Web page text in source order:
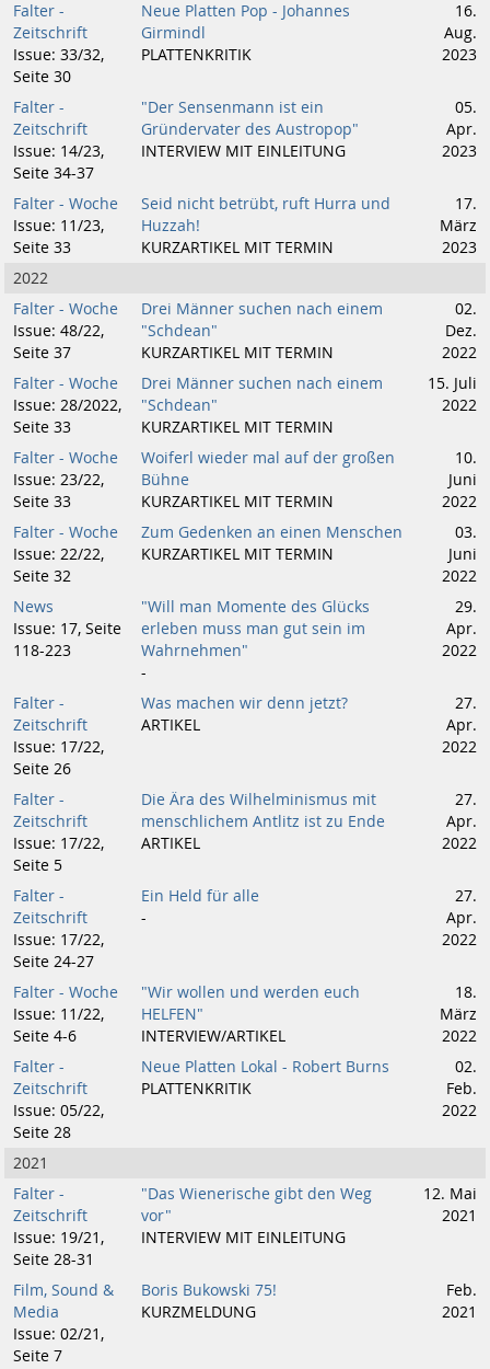
Falter -
Zeitschrift
Issue: 33/32,
Seite 30
Neue Platten Pop - Johannes
Girmindl
PLATTENKRITIK
16.
Aug.
2023
Falter -
Zeitschrift
Issue: 14/23,
Seite 34-37
"Der Sensenmann ist ein
Gründervater des Austropop"
INTERVIEW MIT EINLEITUNG
05.
Apr.
2023
Falter - Woche
Issue: 11/23,
Seite 33
Seid nicht betrübt, ruft Hurra und
Huzzah!
KURZARTIKEL MIT TERMIN
17.
März
2023
2022
Falter - Woche
Issue: 48/22,
Seite 37
Drei Männer suchen nach einem
"Schdean"
KURZARTIKEL MIT TERMIN
02.
Dez.
2022
Falter - Woche
Issue: 28/2022,
Seite 33
Drei Männer suchen nach einem
"Schdean"
KURZARTIKEL MIT TERMIN
15. Juli
2022
Falter - Woche
Issue: 23/22,
Seite 33
Woiferl wieder mal auf der großen
Bühne
KURZARTIKEL MIT TERMIN
10.
Juni
2022
Falter - Woche
Issue: 22/22,
Seite 32
Zum Gedenken an einen Menschen
KURZARTIKEL MIT TERMIN
03.
Juni
2022
News
Issue: 17, Seite
118-223
"Will man Momente des Glücks
erleben muss man gut sein im
Wahrnehmen"
-
29.
Apr.
2022
Falter -
Zeitschrift
Issue: 17/22,
Seite 26
Was machen wir denn jetzt?
ARTIKEL
27.
Apr.
2022
Falter -
Zeitschrift
Issue: 17/22,
Seite 5
Die Ära des Wilhelminismus mit
menschlichem Antlitz ist zu Ende
ARTIKEL
27.
Apr.
2022
Falter -
Zeitschrift
Issue: 17/22,
Seite 24-27
Ein Held für alle
-
27.
Apr.
2022
Falter - Woche
Issue: 11/22,
Seite 4-6
"Wir wollen und werden euch
HELFEN"
INTERVIEW/ARTIKEL
18.
März
2022
Falter -
Zeitschrift
Issue: 05/22,
Seite 28
Neue Platten Lokal - Robert Burns
PLATTENKRITIK
02.
Feb.
2022
2021
Falter -
Zeitschrift
Issue: 19/21,
Seite 28-31
"Das Wienerische gibt den Weg
vor"
INTERVIEW MIT EINLEITUNG
12. Mai
2021
Film, Sound &
Media
Issue: 02/21,
Seite 7
Boris Bukowski 75!
KURZMELDUNG
Feb.
2021